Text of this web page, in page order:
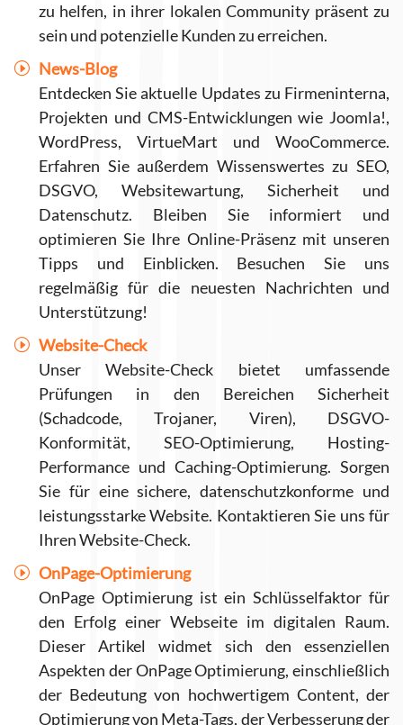
zu helfen, in ihrer lokalen Community präsent zu
sein und potenzielle Kunden zu erreichen.
News-Blog
Entdecken Sie aktuelle Updates zu Firmeninterna,
Projekten und CMS-Entwicklungen wie Joomla!,
WordPress, VirtueMart und WooCommerce.
Erfahren Sie außerdem Wissenswertes zu SEO,
DSGVO, Websitewartung, Sicherheit und
Datenschutz. Bleiben Sie informiert und
optimieren Sie Ihre Online-Präsenz mit unseren
Tipps und Einblicken. Besuchen Sie uns
regelmäßig für die neuesten Nachrichten und
Unterstützung!
Website-Check
Unser Website-Check bietet umfassende
Prüfungen in den Bereichen Sicherheit
(Schadcode, Trojaner, Viren), DSGVO-
Konformität, SEO-Optimierung, Hosting-
Performance und Caching-Optimierung. Sorgen
Sie für eine sichere, datenschutzkonforme und
leistungsstarke Website. Kontaktieren Sie uns für
Ihren Website-Check.
OnPage-Optimierung
OnPage Optimierung ist ein Schlüsselfaktor für
den Erfolg einer Webseite im digitalen Raum.
Dieser Artikel widmet sich den essenziellen
Aspekten der OnPage Optimierung, einschließlich
der Bedeutung von hochwertigem Content, der
Optimierung von Meta-Tags, der Verbesserung der